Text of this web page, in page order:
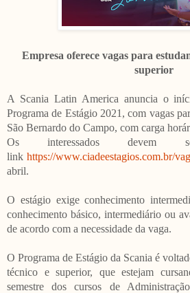
Empresa oferece vagas para
superior
A Scania Latin America anuncia o
Programa de Estágio 2021, com vagas
São Bernardo do Campo, com carga
Os interessados devem
link https://www.ciadeestagios.com.br/
abril.
O estágio exige conhecimento
conhecimento básico, intermediário ou
de acordo com a necessidade da vaga.
O Programa de Estágio da Scania é
técnico e superior, que estejam
semestre dos cursos de